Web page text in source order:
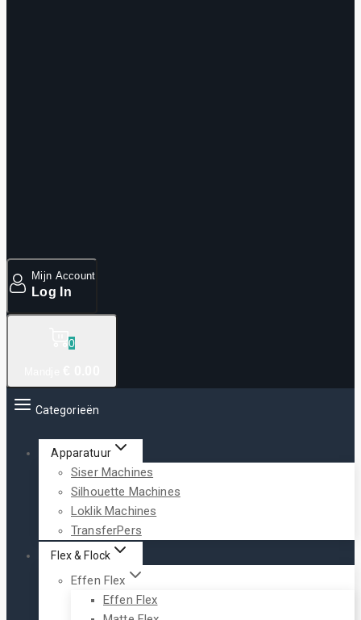
Mijn Account
Log In
0
Categorieën
Apparatuur
Siser Machines
Silhouette Machines
Loklik Machines
TransferPers
Flex & Flock
Effen Flex
Effen Flex